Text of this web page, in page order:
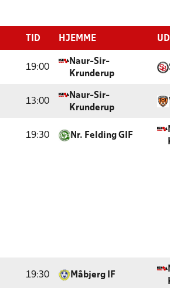
TID HJEMME
19:00
Naur-Sir-
Krunderup
13:00
Naur-Sir-
Krunderup
19:30 Nr. Felding GIF
19:30 Måbjerg IF